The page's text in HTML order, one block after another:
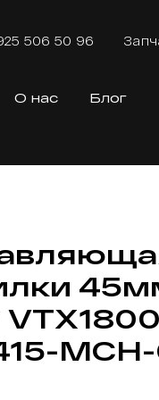
506 50 96
О нас Блог